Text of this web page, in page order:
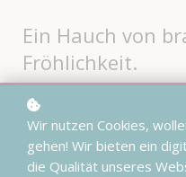
Ein Hauch von
Fröhlichkeit.
Wir nutzen Cookies,
gehen! Wir bieten ein
die Qualität unseres